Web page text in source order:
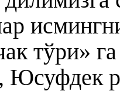
тўри»
Юсуфдек